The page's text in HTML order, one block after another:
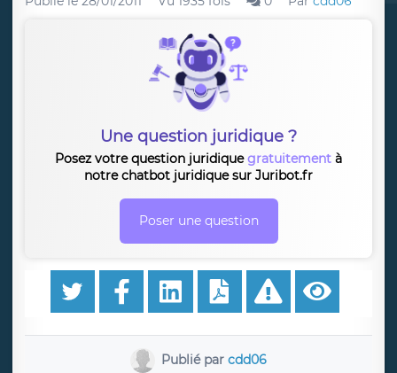
Une question juridique ?
Posez votre question juridiquegratuitement à
notre chatbot juridique sur Juribot.fr
Poser une question
Publié parcdd06